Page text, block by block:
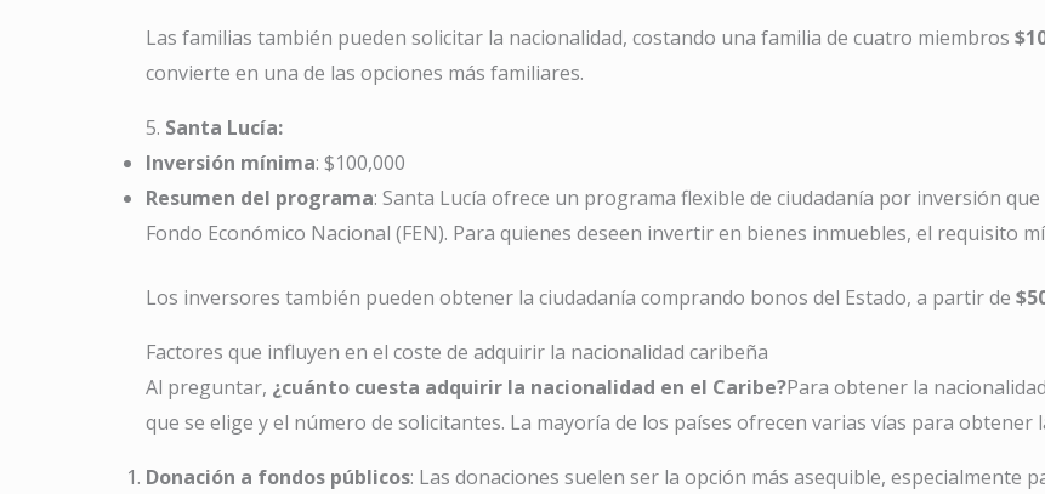
Las familias también pueden solicitar la nacionalidad, costando una familia de cuatro miembros
convierte en una de las opciones más familiares.
5. Santa Lucía:
Inversión mínima: $100,000
Resumen del programa: Santa Lucía ofrece un programa flexible de ciudadanía por inversión que
Fondo Económico Nacional (FEN). Para quienes deseen invertir en bienes inmuebles, el requisito
Los inversores también pueden obtener la ciudadanía comprando bonos del Estado, a partir de
Factores que influyen en el coste de adquirir la nacionalidad caribeña
Al preguntar, ¿cuánto cuesta adquirir la nacionalidad en el Caribe?Para obtener la
que se elige y el número de solicitantes. La mayoría de los países ofrecen varias vías para obtener
Donación a fondos públicos: Las donaciones suelen ser la opción más asequible, especialmente